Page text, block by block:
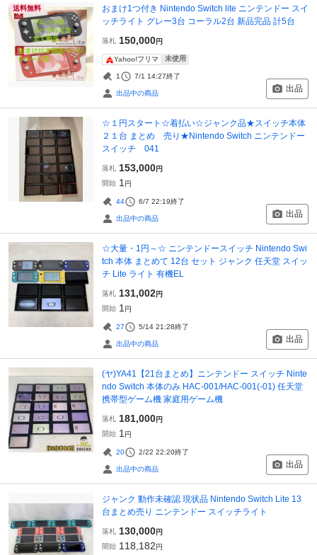
送料無料
おまけ1つ付き Nintendo Switch lite ニンテンドー スイ
ッチライト グレー3台 コーラル2台 新品完品 計5台
落札 150,000円
Yahoo!フリマ 未使用
1 7/1 14:27終了
出品中の商品 出品
☆１円スタート☆着払い☆ジャンク品★スイッチ本体
２１台 まとめ 売り★Nintendo Switch ニンテンドー
スイッチ 041
落札 153,000円
開始 1 円
44 6/7 22:19終了
出品中の商品 出品
☆大量・1円～☆ ニンテンドースイッチ Nintendo Swi
tch 本体 まとめて 12台 セット ジャンク 任天堂 スイッ
チ Lite ライト 有機EL
落札 131,002円
開始 1 円
27 5/14 21:28終了
出品中の商品 出品
(ヤ)YA41【21台まとめ】ニンテンドー スイッチ Ninte
ndo Switch 本体のみ HAC-001/HAC-001(-01) 任天堂
携帯型ゲーム機 家庭用ゲーム機
落札 181,000円
開始 1 円
20 2/22 22:20終了
出品中の商品 出品
ジャンク 動作未確認 現状品 Nintendo Switch Lite 13
台まとめ売り ニンテンドー スイッチライト
落札 130,000円
開始 118,182円